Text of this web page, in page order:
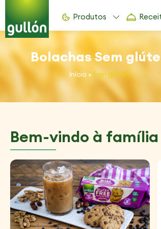
Produtos
Bolachas Sem
Início » Sem glúten
Bem-vindo à